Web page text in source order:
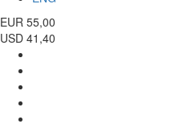
EUR 55,00
USD 41,40